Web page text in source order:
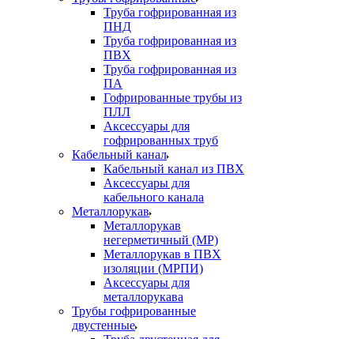
Труба гофрированная из
ПНД
Труба гофрированная из
ПВХ
Труба гофрированная из
ПА
Гофрированные трубы из
ПЛЛ
Аксессуары для
гофрированных труб
Кабельный канал
Кабельный канал из ПВХ
Аксессуары для
кабельного канала
Металлорукав
Металлорукав
негерметичный (МР)
Металлорукав в ПВХ
изоляции (МРПИ)
Аксессуары для
металлорукава
Трубы гофрированные
двустенные